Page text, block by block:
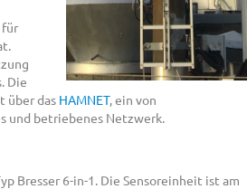
für
Die
über das HAMNET, ein von
und betriebenes Netzwerk.
Bresser 6-in-1. Die Sensoreinheit ist am